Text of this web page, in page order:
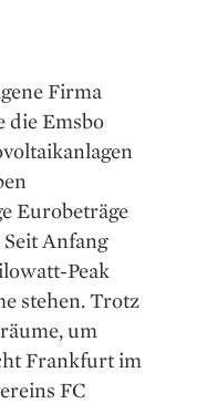
Firma
die Emsbo
Eurobeträge
Anfang
Peak
stehen. Trotz
um
Frankfurt im
FC